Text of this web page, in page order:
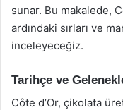
sunar. Bu makalede,
ardındaki sırları ve
inceleyeceğiz.
Tarihçe ve
Côte d’Or, çikolata